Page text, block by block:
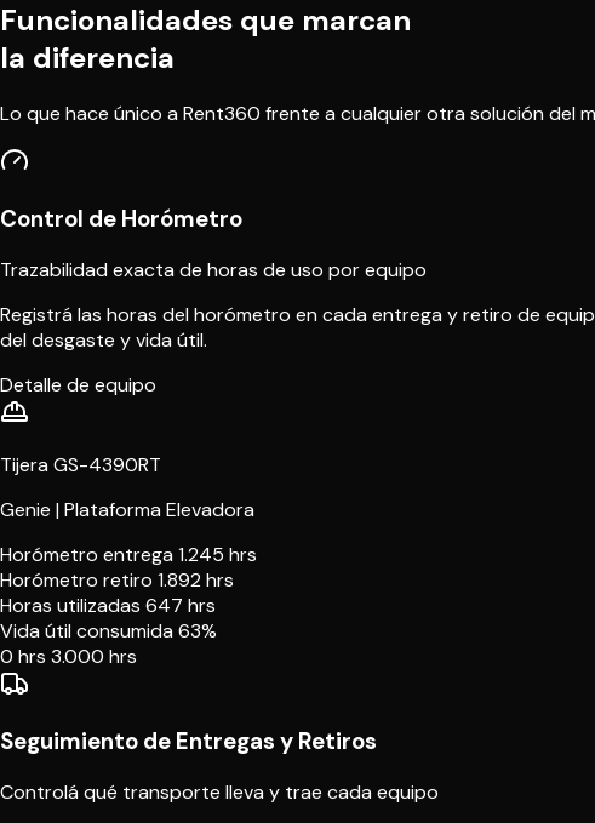
Funcionalidades que marcan
la diferencia
Lo que hace único a Rent360 frente a cualquier otra solución del
Control de Horómetro
Trazabilidad exacta de horas de uso por equipo
Registrá las horas del horómetro en cada entrega y retiro de
del desgaste y vida útil.
Detalle de equipo
Tijera GS-4390RT
Genie | Plataforma Elevadora
Horómetro entrega 1.245 hrs
Horómetro retiro 1.892 hrs
Horas utilizadas 647 hrs
Vida útil consumida 63%
0 hrs 3.000 hrs
Seguimiento de Entregas y Retiros
Controlá qué transporte lleva y trae cada equipo